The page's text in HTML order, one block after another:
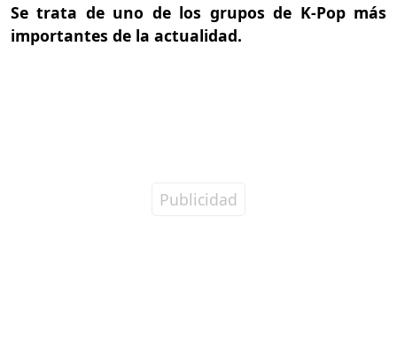
Se trata de uno de los grupos de K-Pop más
importantes de la actualidad.